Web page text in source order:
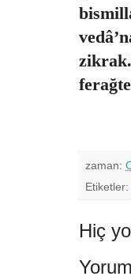
zaman:
Etiketler:
Hiç